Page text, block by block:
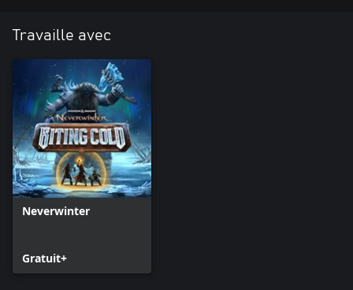
Travaille avec
Neverwinter
Gratuit+